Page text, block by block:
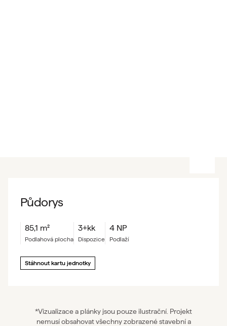
Půdorys
85,1 m²
podlahová plocha
3+kk
dispozice
4 NP
podlaží
Stáhnout kartu jednotky
*Vizualizace a plánky jsou pouze ilustrační. Projekt
nemusí obsahovat všechny zobrazené stavební a